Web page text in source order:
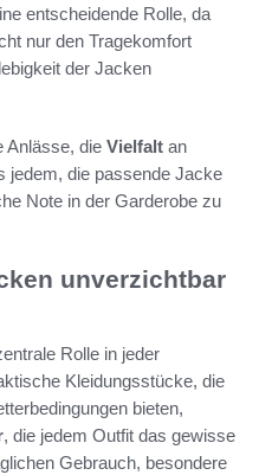
entscheidende Rolle, da
nur den Tragekomfort
der Jacken
Anlässe, die Vielfalt an
jedem, die passende Jacke
Note in der Garderobe zu
unverzichtbar
Rolle in jeder
Kleidungsstücke, die
bieten,
, die jedem Outfit das gewisse
Gebrauch, besondere